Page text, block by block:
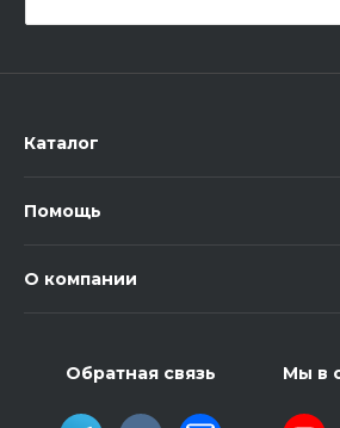
Каталог
Помощь
О компании
Обратная связь Мы в